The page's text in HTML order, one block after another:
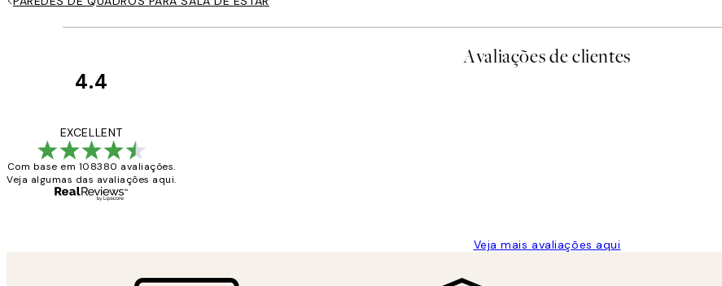
Avaliações de clientes
4.4
EXCELLENT
Com base em 108380 avaliações.
Veja algumas das avaliações aqui.
Veja mais avaliações aqui